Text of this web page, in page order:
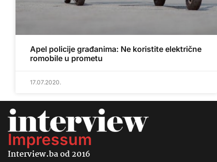
Apel policije građanima: Ne koristite električne
romobile u prometu
17.07.2020.
Impressum
Interview.ba od 2016